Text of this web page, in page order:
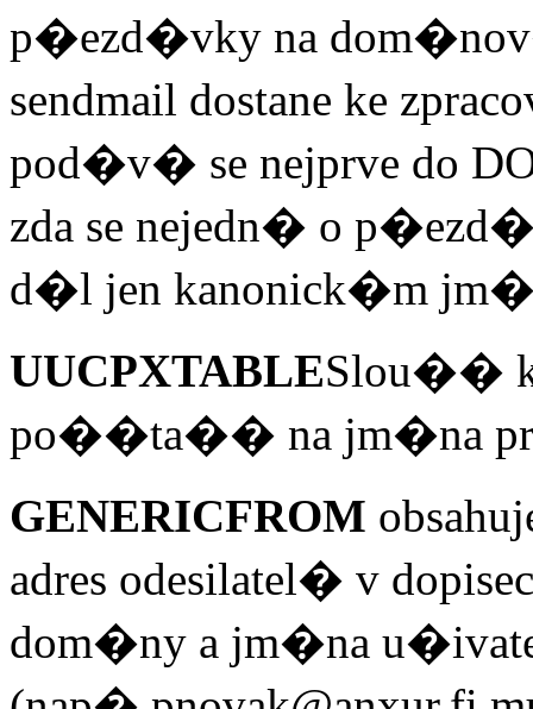
p�ezd�vky na
sendmail dostane ke
pod�v� se nejprve do
zda se nejedn� o
d�l jen kanonick�m
UUCPXTABLESlou��
po��ta�� na jm�na
GENERICFROM
adres odesilatel� v
dom�ny a jm�na